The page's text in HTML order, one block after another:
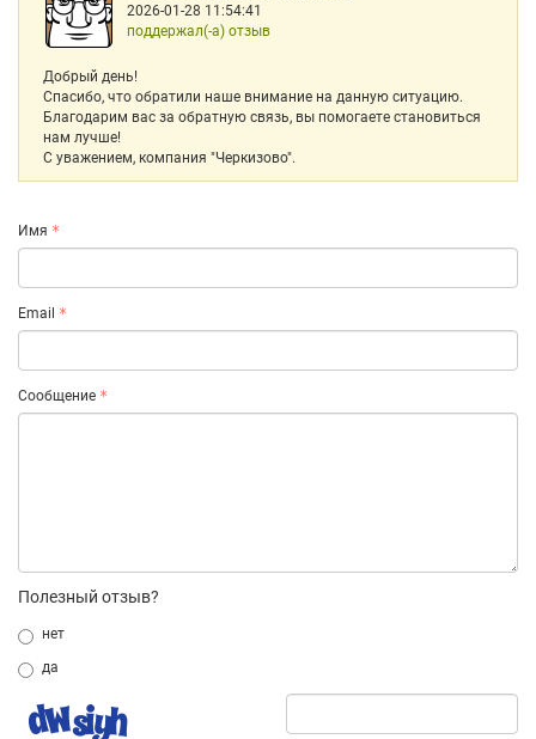
2026-01-28 11:54:41
поддержал(-а) отзыв
Добрый день!
Спасибо, что обратили наше внимание на данную ситуацию.
Благодарим вас за обратную связь, вы помогаете становиться
нам лучше!
С уважением, компания "Черкизово".
Имя
Email
Сообщение
Полезный отзыв?
нет
да